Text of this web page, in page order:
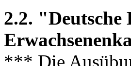
2.2.
*** Die